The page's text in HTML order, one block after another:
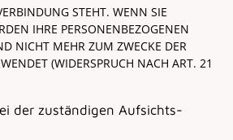
STEHT. WENN SIE
IHRE PERSONENBEZOGENEN
NICHT MEHR ZUM ZWECKE DER
(WIDERSPRUCH NACH ART. 21
der zuständigen Aufsichts­